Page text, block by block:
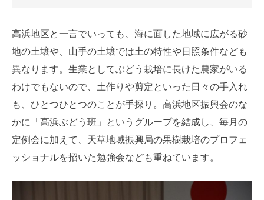
高浜地区と一言でいっても、海に面した地域に広がる砂
地の土壌や、山手の土壌では土の特性や日照条件なども
異なります。生業としてぶどう栽培に長けた農家がいる
わけでもないので、土作りや剪定といった日々の手入れ
も、ひとつひとつのことが手探り。高浜地区振興会のな
かに「高浜ぶどう班」というグループを結成し、毎月の
定例会に加えて、天草地域振興局の果樹栽培のプロフェ
ッショナルを招いた勉強会なども重ねています。